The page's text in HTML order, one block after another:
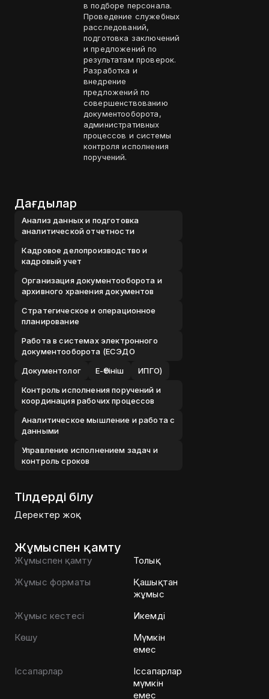
в подборе персонала.
Проведение служебных
расследований,
подготовка заключений
и предложений по
результатам проверок.
Разработка и
внедрение
предложений по
совершенствованию
документооборота,
административных
процессов и системы
контроля исполнения
поручений.
Дағдылар
Анализ данных и подготовка
аналитической отчетности
Кадровое делопроизводство и
кадровый учет
Организация документооборота и
архивного хранения документов
Стратегическое и операционное
планирование
Работа в системах электронного
документооборота (ЕСЭДО
Документолог
Е-Өтініш
ИПГО)
Контроль исполнения поручений и
координация рабочих процессов
Аналитическое мышление и работа с
данными
Управление исполнением задач и
контроль сроков
Тілдерді білу
Деректер жоқ
Жұмыспен қамту
Жұмыспен қамту
Толық
Жұмыс форматы
Қашықтан
жұмыс
Жұмыс кестесі
Икемді
Көшу
Мүмкін
емес
Іссапарлар
Іссапарлар
мүмкін
емес